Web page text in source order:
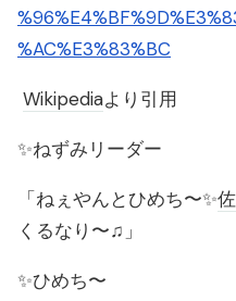
%AC%E3%83%BC
Wikipediaより引用
✨ねずみリーダー
「ねぇやんとひめち〜✨
くるなり〜♫」
✨ひめち〜